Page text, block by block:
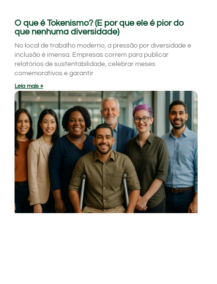
O que é Tokenismo? (E por que ele é pior do
que nenhuma diversidade)
No local de trabalho moderno, a pressão por diversidade e
inclusão é imensa. Empresas correm para publicar
relatórios de sustentabilidade, celebrar meses
comemorativos e garantir
Leia mais »